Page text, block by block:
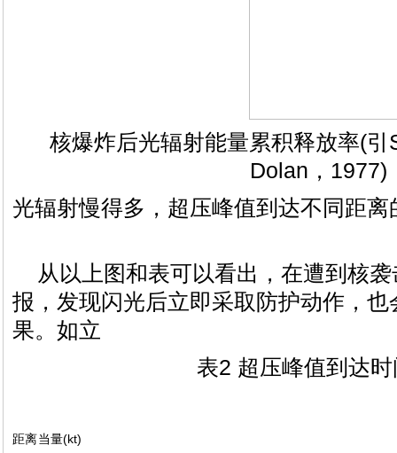
核爆炸后光辐射能量累积释放率(
Dolan，1977)
光辐射慢得多，超压峰值到达不同距
从以上图和表可以看出，在遭到核
报，发现闪光后立即采取防护动作，
果。如立
表2 超压峰值到达
距离当量(kt)